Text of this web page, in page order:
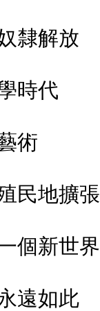
隸解放
時代
術
民地擴
個新世界
遠如此